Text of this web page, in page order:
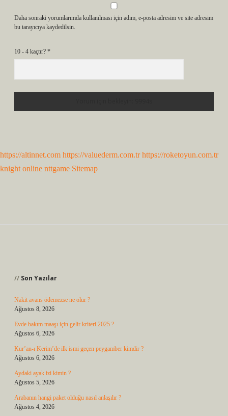
Daha sonraki yorumlarımda kullanılması için adım, e-posta adresim ve site adresim
bu tarayıcıya kaydedilsin.
10 - 4 kaçtır? *
https://altinnet.com https://valuederm.com.tr https://roketoyun.com.tr
knight online nttgame Sitemap
Son Yazılar
Nakit avans ödemezse ne olur ?
Ağustos 8, 2026
Evde bakım maaşı için gelir kriteri 2025 ?
Ağustos 6, 2026
Kur’an-ı Kerim’de ilk ismi geçen peygamber kimdir ?
Ağustos 6, 2026
Aydaki ayak izi kimin ?
Ağustos 5, 2026
Arabanın hangi paket olduğu nasıl anlaşılır ?
Ağustos 4, 2026